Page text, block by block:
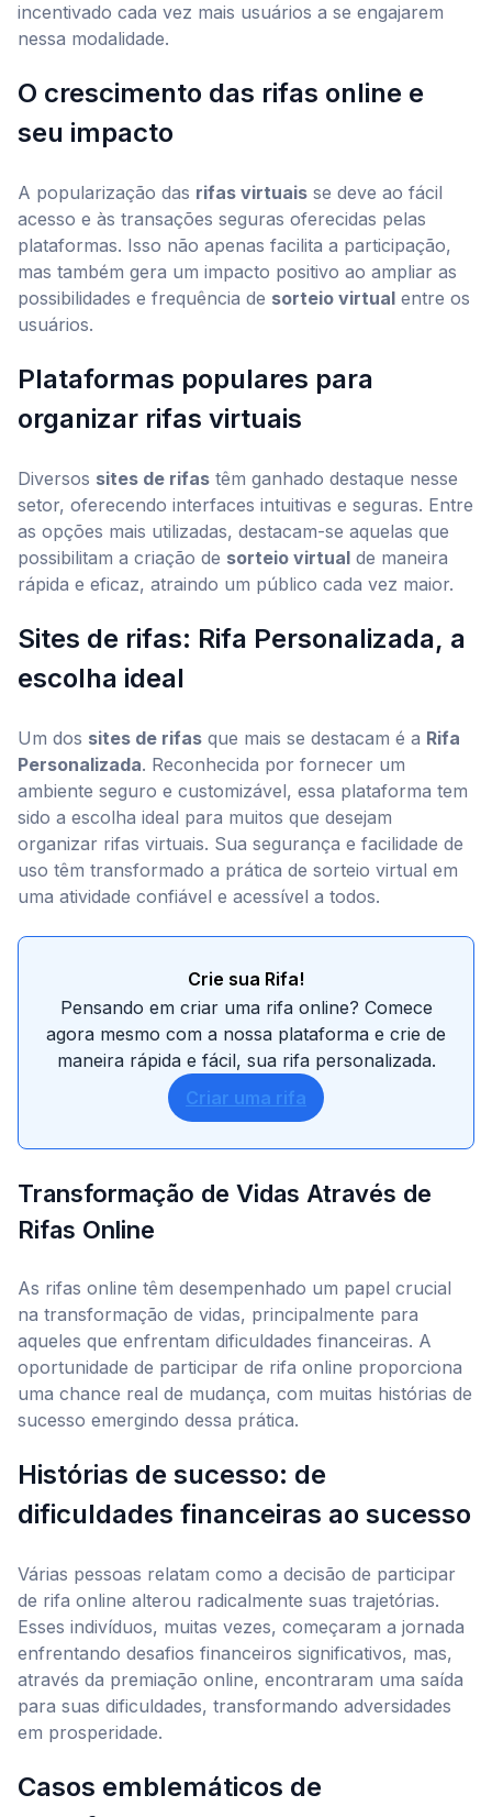
incentivado cada vez mais usuários a se engajarem
nessa modalidade.
O crescimento das rifas online e
seu impacto
A popularização das rifas virtuais se deve ao fácil
acesso e às transações seguras oferecidas pelas
plataformas. Isso não apenas facilita a participação,
mas também gera um impacto positivo ao ampliar as
possibilidades e frequência de sorteio virtual entre os
usuários.
Plataformas populares para
organizar rifas virtuais
Diversos sites de rifas têm ganhado destaque nesse
setor, oferecendo interfaces intuitivas e seguras. Entre
as opções mais utilizadas, destacam-se aquelas que
possibilitam a criação de sorteio virtual de maneira
rápida e eficaz, atraindo um público cada vez maior.
Sites de rifas: Rifa Personalizada, a
escolha ideal
Um dos sites de rifas que mais se destacam é a Rifa
Personalizada. Reconhecida por fornecer um
ambiente seguro e customizável, essa plataforma tem
sido a escolha ideal para muitos que desejam
organizar rifas virtuais. Sua segurança e facilidade de
uso têm transformado a prática de sorteio virtual em
uma atividade confiável e acessível a todos.
Crie sua Rifa!
Pensando em criar uma rifa online? Comece
agora mesmo com a nossa plataforma e crie de
maneira rápida e fácil, sua rifa personalizada.
Criar uma rifa
Transformação de Vidas Através de
Rifas Online
As rifas online têm desempenhado um papel crucial
na transformação de vidas, principalmente para
aqueles que enfrentam dificuldades financeiras. A
oportunidade de participar de rifa online proporciona
uma chance real de mudança, com muitas histórias de
sucesso emergindo dessa prática.
Histórias de sucesso: de
dificuldades financeiras ao sucesso
Várias pessoas relatam como a decisão de participar
de rifa online alterou radicalmente suas trajetórias.
Esses indivíduos, muitas vezes, começaram a jornada
enfrentando desafios financeiros significativos, mas,
através da premiação online, encontraram uma saída
para suas dificuldades, transformando adversidades
em prosperidade.
Casos emblemáticos de